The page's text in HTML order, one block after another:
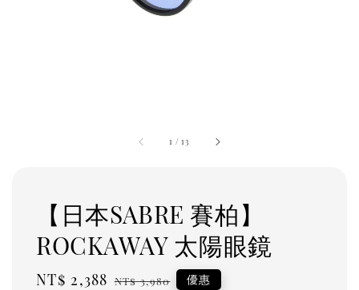
1 /13
【日本SABRE 賽柏】
ROCKAWAY 太陽眼鏡
Sale
NT$ 2,388 Regular
NT$ 3,980 優惠